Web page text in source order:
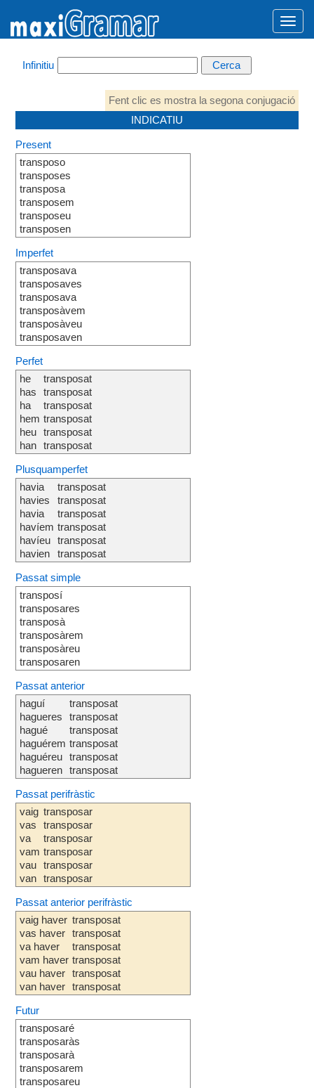
Infinitiu
Fent clic es mostra la segona conjugació
INDICATIU
Present
transposo
transposes
transposa
transposem
transposeu
transposen
Imperfet
transposava
transposaves
transposava
transposàvem
transposàveu
transposaven
Perfet
he
has
ha
hem
heu
han
transposat
transposat
transposat
transposat
transposat
transposat
Plusquamperfet
havia
havies
havia
havíem
havíeu
havien
transposat
transposat
transposat
transposat
transposat
transposat
Passat simple
transposí
transposares
transposà
transposàrem
transposàreu
transposaren
Passat anterior
haguí
hagueres
hagué
haguérem
haguéreu
hagueren
transposat
transposat
transposat
transposat
transposat
transposat
Passat perifràstic
vaig
vas
va
vam
vau
van
transposar
transposar
transposar
transposar
transposar
transposar
Passat anterior perifràstic
vaig haver
vas haver
va haver
vam haver
vau haver
van haver
transposat
transposat
transposat
transposat
transposat
transposat
Futur
transposaré
transposaràs
transposarà
transposarem
transposareu